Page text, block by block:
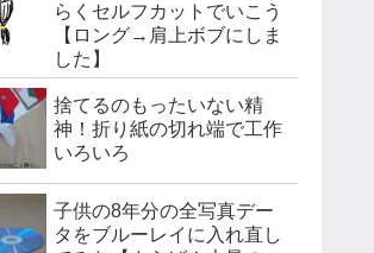
らくセルフカットでいこう
【ロング→肩上ボブにしま
した】
捨てるのもったいない精
神！折り紙の切れ端で工作
いろいろ
子供の8年分の全写真デー
タをブルーレイに入れ直し